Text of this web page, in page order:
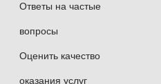
Ответы на частые
вопросы
Оценить качество
оказания услуг